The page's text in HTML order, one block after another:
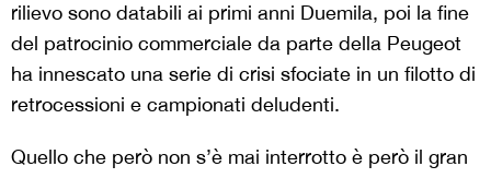
rilievo sono databili ai primi anni Duemila, poi la fine
del patrocinio commerciale da parte della Peugeot
ha innescato una serie di crisi sfociate in un filotto di
retrocessioni e campionati deludenti.
Quello che però non s’è mai interrotto è però il gran